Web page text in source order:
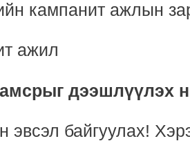
кампанит ажлын
ажил
дээшлүүлэх
байгуулах!